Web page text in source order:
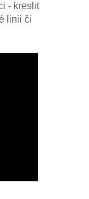
- kreslit
linii či